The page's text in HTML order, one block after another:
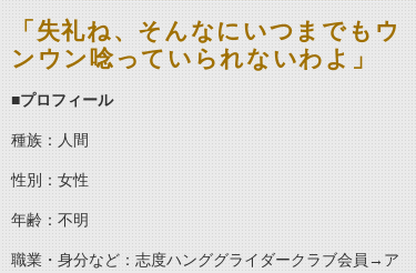
「失礼ね、そんなにいつまでもウ
ンウン唸っていられないわよ」
■プロフィール
種族：人間
性別：女性
年齢：不明
職業・身分など：志度ハンググライダークラブ会員→ア